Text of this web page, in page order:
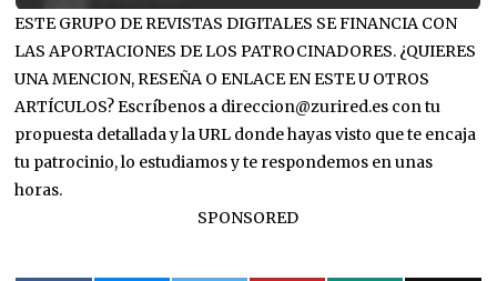
ESTE GRUPO DE REVISTAS DIGITALES SE FINANCIA CON
LAS APORTACIONES DE LOS PATROCINADORES. ¿QUIERES
UNA MENCION, RESEÑA O ENLACE EN ESTE U OTROS
ARTÍCULOS? Escríbenos a direccion@zurired.es con tu
propuesta detallada y la URL donde hayas visto que te encaja
tu patrocinio, lo estudiamos y te respondemos en unas
horas.
SPONSORED